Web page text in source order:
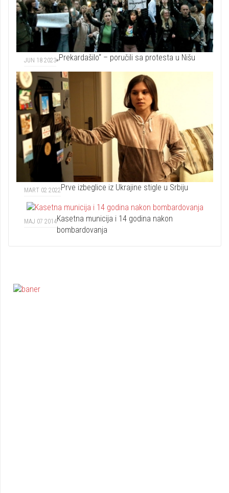
JUN 18 2023„Prekardašilo“ – poručili sa protesta u Nišu
MART 02 2022Prve izbeglice iz Ukrajine stigle u Srbiju
MAJ 07 2014Kasetna municija i 14 godina nakon
bombardovanja